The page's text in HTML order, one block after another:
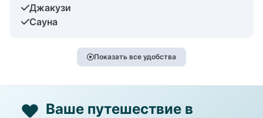
Джакузи
Сауна
Показать все удобства
Ваше путешествие в